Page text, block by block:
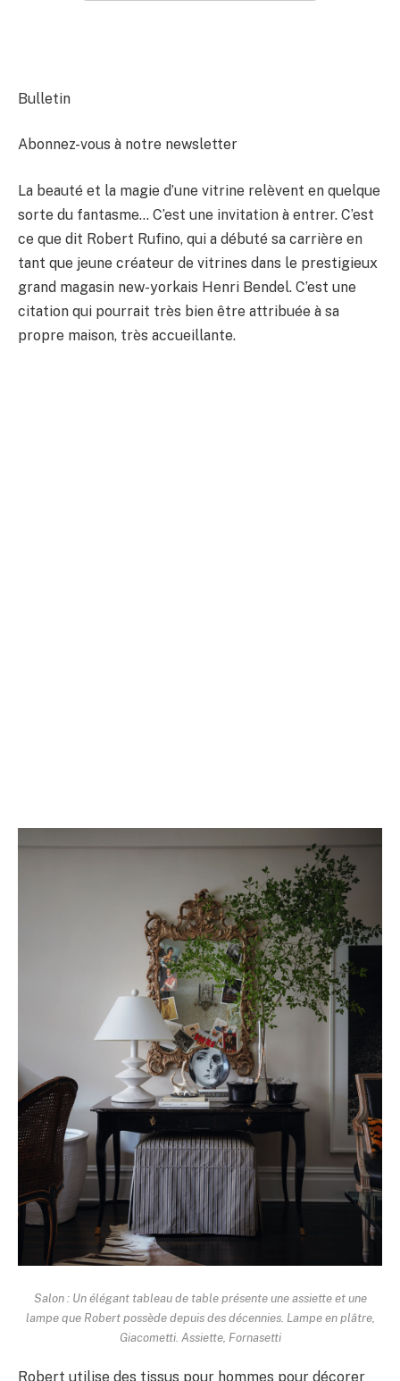
Bulletin
Abonnez-vous à notre newsletter
La beauté et la magie d’une vitrine relèvent en quelque
sorte du fantasme… C’est une invitation à entrer. C’est
ce que dit Robert Rufino, qui a débuté sa carrière en
tant que jeune créateur de vitrines dans le prestigieux
grand magasin new-yorkais Henri Bendel. C’est une
citation qui pourrait très bien être attribuée à sa
propre maison, très accueillante.
Salon : Un élégant tableau de table présente une assiette et une
lampe que Robert possède depuis des décennies. Lampe en plâtre,
Giacometti. Assiette, Fornasetti
Robert utilise des tissus pour hommes pour décorer